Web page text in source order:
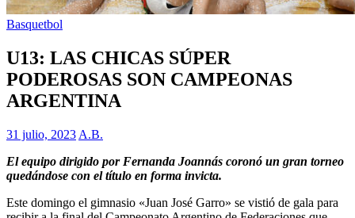
Basquetbol
U13: LAS CHICAS SÚPER
PODEROSAS SON CAMPEONAS
ARGENTINA
31 julio, 2023 A.B.
El equipo dirigido por Fernanda Joannás coronó un gran torneo
quedándose con el título en forma invicta.
Este domingo el gimnasio «Juan José Garro» se vistió de gala para